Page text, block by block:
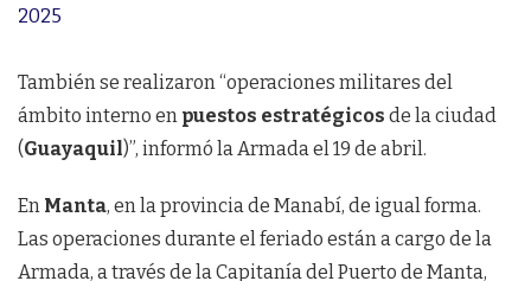
2025
También se realizaron “operaciones militares del
ámbito interno en puestos estratégicos de la ciudad
(Guayaquil)”, informó la Armada el 19 de abril.
En Manta, en la provincia de Manabí, de igual forma.
Las operaciones durante el feriado están a cargo de la
Armada, a través de la Capitanía del Puerto de Manta,